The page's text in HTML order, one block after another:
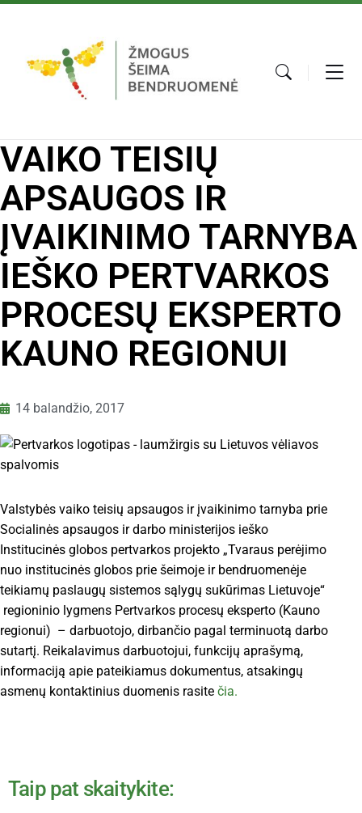
VAIKO TEISIŲ
APSAUGOS IR
ĮVAIKINIMO TARNYBA
IEŠKO PERTVARKOS
PROCESŲ EKSPERTO
KAUNO REGIONUI
14 balandžio, 2017
Valstybės vaiko teisių apsaugos ir įvaikinimo tarnyba prie
Socialinės apsaugos ir darbo ministerijos ieško
Institucinės globos pertvarkos projekto „Tvaraus perėjimo
nuo institucinės globos prie šeimoje ir bendruomenėje
teikiamų paslaugų sistemos sąlygų sukūrimas Lietuvoje“
regioninio lygmens Pertvarkos procesų eksperto (Kauno
regionui) – darbuotojo, dirbančio pagal terminuotą darbo
sutartį. Reikalavimus darbuotojui, funkcijų aprašymą,
informaciją apie pateikiamus dokumentus, atsakingų
asmenų kontaktinius duomenis rasite čia.
Taip pat skaitykite: